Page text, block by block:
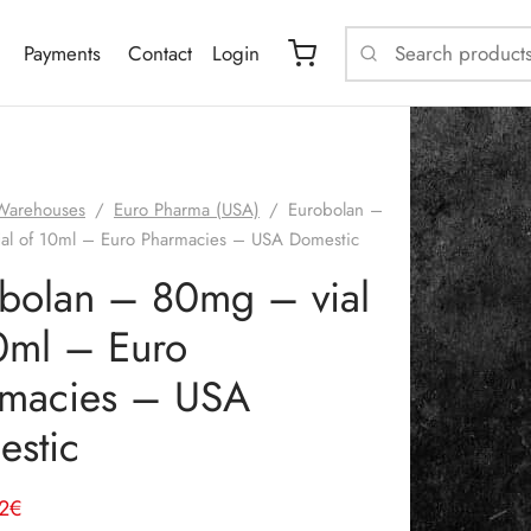
Payments Contact Login
/ Euro Pharma (USA) / Eurobolan –
of 10ml – Euro Pharmacies – USA Domestic
– 80mg – vial
– Euro
– USA
€